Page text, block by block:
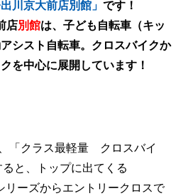
川京大前店別館」 です！
店別館は、子ども自転車（キッ
シスト自転車。クロスバイクか
を中心に展開しています！
「クラス最軽量 クロスバイ
と、トップに出てくる
ーズからエントリークロスで